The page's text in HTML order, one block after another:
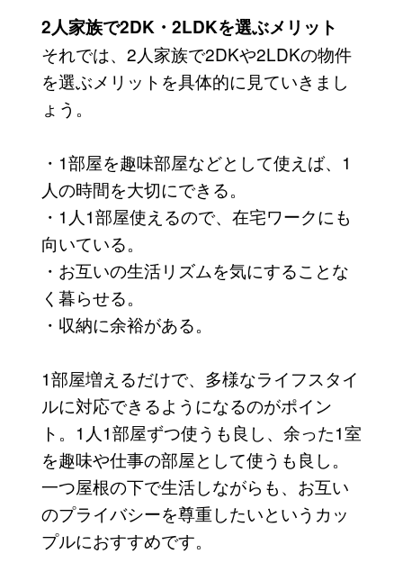
2人家族で2DK・2LDKを選ぶメリット
それでは、2人家族で2DKや2LDKの物件
を選ぶメリットを具体的に見ていきまし
ょう。
・1部屋を趣味部屋などとして使えば、1
人の時間を大切にできる。
・1人1部屋使えるので、在宅ワークにも
向いている。
・お互いの生活リズムを気にすることな
く暮らせる。
・収納に余裕がある。
1部屋増えるだけで、多様なライフスタイ
ルに対応できるようになるのがポイン
ト。1人1部屋ずつ使うも良し、余った1室
を趣味や仕事の部屋として使うも良し。
一つ屋根の下で生活しながらも、お互い
のプライバシーを尊重したいというカッ
プルにおすすめです。